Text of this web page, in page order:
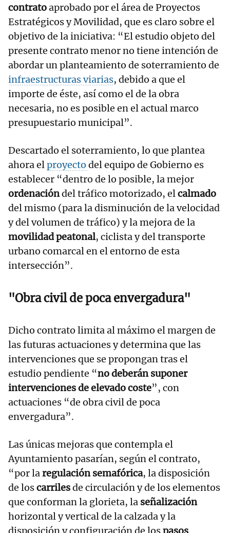
contratoaprobado por el área de Proyectos
Estratégicos y Movilidad, que es claro sobre el
objetivo de la iniciativa: “El estudio objeto del
presente contrato menor no tiene intención de
abordar un planteamiento de soterramiento de
infraestructuras viarias, debido a que el
importe de éste, así como el de la obra
necesaria, no es posible en el actual marco
presupuestario municipal”.
Descartado el soterramiento, lo que plantea
ahora elproyecto del equipo de Gobierno es
establecer “dentro de lo posible, la mejor
ordenacióndel tráfico motorizado, elcalmado
del mismo (para la disminución de la velocidad
y del volumen de tráfico) y la mejora de la
movilidad peatonal, ciclista y del transporte
urbano comarcal en el entorno de esta
intersección”.
"Obra civil de poca envergadura"
Dicho contrato limita al máximo el margen de
las futuras actuaciones y determina que las
intervenciones que se propongan tras el
estudio pendiente “no deberán suponer
intervenciones de elevado coste”, con
actuaciones “de obra civil de poca
envergadura”.
Las únicas mejoras que contempla el
Ayuntamiento pasarían, según el contrato,
“por laregulación semafórica, la disposición
de loscarrilesde circulación y de los elementos
que conforman la glorieta, la señalización
horizontal y vertical de la calzada y la